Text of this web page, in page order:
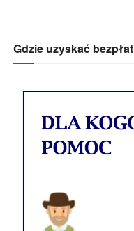
Gdzie uzyskać